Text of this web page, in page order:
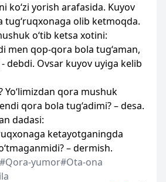
ko‘zi yorish arafasida. Kuyov
tug‘ruqxonaga olib ketmoqda.
o‘tib ketsa xotini:
men qop-qora bola tug‘aman,
debdi. Ovsar kuyov uyiga kelib
qora mushuk
qora bola tug‘adimi? – desa.
dadasi:
ketayotganingda
– dermish.
#Qora-yumor#Ota-ona